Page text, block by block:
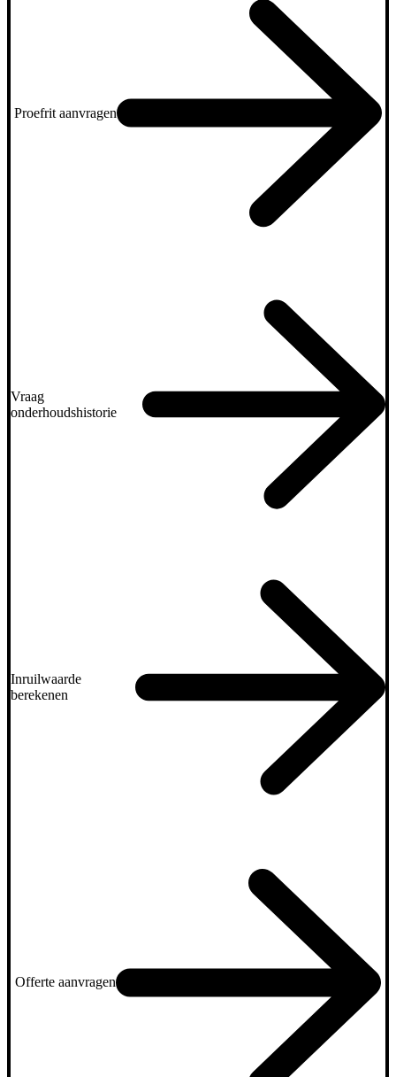
Proefrit aanvragen
Vraag
onderhoudshistorie
Inruilwaarde
berekenen
Offerte aanvragen